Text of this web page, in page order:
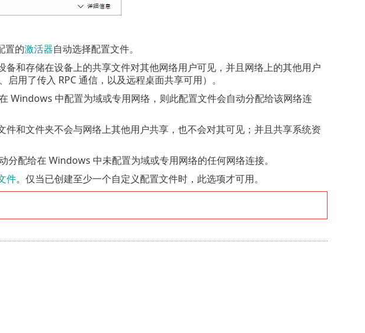
置的激活器自动选择配置文件。
和存储在设备上的共享文件对其他网络用户可见，并且网络上的其他用户
用了传入 RPC 通信，以及远程桌面共享可用）。
Windows 中配置为域或专用网络，则此配置文件会自动分配给该网络连
和文件夹不会与网络上其他用户共享，也不会对其可见；并且共享系统资
配给在 Windows 中未配置为域或专用网络的任何网络连接。
件。仅当已创建至少一个自定义配置文件时，此选项才可用。